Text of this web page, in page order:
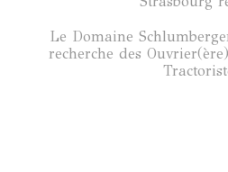
Le Domaine
recherche des